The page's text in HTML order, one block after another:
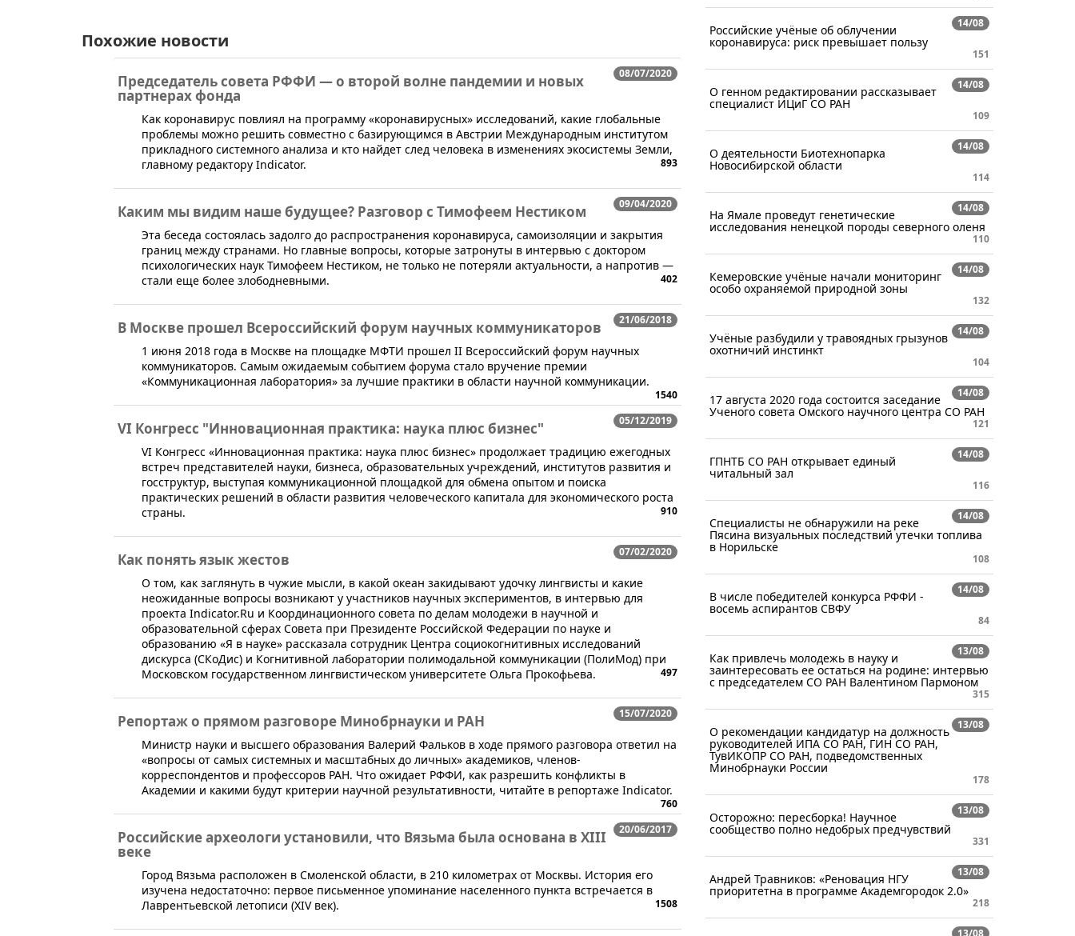
Похожие новости
08/07/2020
Председатель совета РФФИ — о второй волне пандемии и новых
партнерах фонда
Как коронавирус повлиял на программу «коронавирусных» исследований, какие глобальные
проблемы можно решить совместно с базирующимся в Австрии Международным институтом
прикладного системного анализа и кто найдет след человека в изменениях экосистемы Земли,
главному редактору Indicator.
893
09/04/2020
Каким мы видим наше будущее? Разговор с Тимофеем Нестиком
Эта беседа состоялась задолго до распространения коронавируса, самоизоляции и закрытия
границ между странами. Но главные вопросы, которые затронуты в интервью с доктором
психологических наук Тимофеем Нестиком, не только не потеряли актуальности, а напротив —
стали еще более злободневными.
402
21/06/2018
В Москве прошел Всероссийский форум научных коммуникаторов
1 июня 2018 года в Москве на площадке МФТИ прошел II Всероссийский форум научных
коммуникаторов. Самым ожидаемым событием форума стало вручение премии
«Коммуникационная лаборатория» за лучшие практики в области научной коммуникации.
1540
05/12/2019
VI Конгресс "Инновационная практика: наука плюс бизнес"
​VI Конгресс «Инновационная практика: наука плюс бизнес» продолжает традицию ежегодных
встреч представителей науки, бизнеса, образовательных учреждений, институтов развития и
госструктур, выступая коммуникационной площадкой для обмена опытом и поиска
практических решений в области развития человеческого капитала для экономического роста
страны.
910
07/02/2020
Как понять язык жестов
​О том, как заглянуть в чужие мысли, в какой океан закидывают удочку лингвисты и какие
неожиданные вопросы возникают у участников научных экспериментов, в интервью для
проекта Indicator.Ru и Координационного совета по делам молодежи в научной и
образовательной сферах Совета при Президенте Российской Федерации по науке и
образованию «Я в науке» рассказала сотрудник Центра социокогнитивных исследований
дискурса (СКоДис) и Когнитивной лаборатории полимодальной коммуникации (ПолиМод) при
Московском государственном лингвистическом университете Ольга Прокофьева.
497
15/07/2020
Репортаж о прямом разговоре Минобрнауки и РАН
​​Министр науки и высшего образования Валерий Фальков в ходе прямого разговора ответил на
«вопросы от самых системных и масштабных до личных» академиков, членов-
корреспондентов и профессоров РАН. Что ожидает РФФИ, как разрешить конфликты в
Академии и какими будут критерии научной результативности, читайте в репортаже Indicator.
760
20/06/2017
Российские археологи установили, что Вязьма была основана в XIII
веке
​Город Вязьма расположен в Смоленской области, в 210 километрах от Москвы. История его
изучена недостаточно: первое письменное упоминание населенного пункта встречается в
Лаврентьевской летописи (XIV век).
1508
14/08
Российские учёные об облучении
коронавируса: риск превышает пользу
151
14/08
О генном редактировании рассказывает
специалист ИЦиГ СО РАН
109
14/08
О деятельности Биотехнопарка
Новосибирской области
114
14/08
На Ямале проведут генетические
исследования ненецкой породы северного оленя
110
14/08
Кемеровские учёные начали мониторинг
особо охраняемой природной зоны
132
14/08
Учёные разбудили у травоядных грызунов
охотничий инстинкт
104
14/08
17 августа 2020 года состоится заседание
Ученого совета Омского научного центра СО РАН
121
14/08
ГПНТБ СО РАН открывает единый
читальный зал
116
14/08
Специалисты не обнаружили на реке
Пясина визуальных последствий утечки топлива
в Норильске
108
14/08
В числе победителей конкурса РФФИ -
восемь аспирантов СВФУ
84
13/08
Как привлечь молодежь в науку и
заинтересовать ее остаться на родине: интервью
с председателем СО РАН Валентином Пармоном
315
13/08
О рекомендации кандидатур на должность
руководителей ИПА СО РАН, ГИН СО РАН,
ТувИКОПР СО РАН, подведомственных
Минобрнауки России
178
13/08
Осторожно: пересборка! Научное
сообщество полно недобрых предчувствий
331
13/08
Андрей Травников: «Реновация НГУ
приоритетна в программе Академгородок 2.0»
218
13/08